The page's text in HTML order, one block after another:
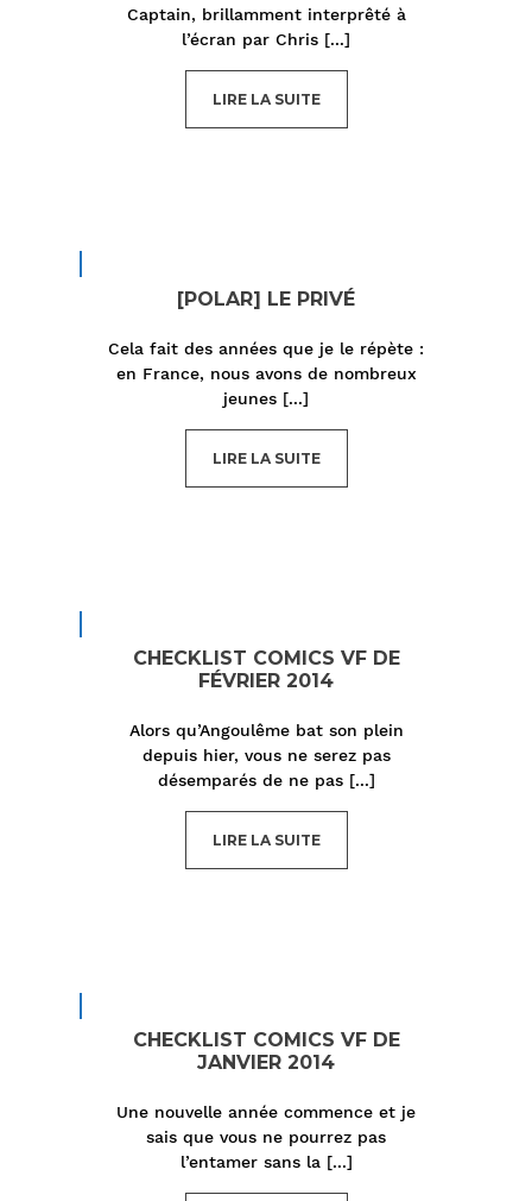
Captain, brillamment interprêté à
l’écran par Chris [...]
LIRE LA SUITE
[POLAR] LE PRIVÉ
Cela fait des années que je le répète :
en France, nous avons de nombreux
jeunes [...]
LIRE LA SUITE
CHECKLIST COMICS VF DE
FÉVRIER 2014
Alors qu’Angoulême bat son plein
depuis hier, vous ne serez pas
désemparés de ne pas [...]
LIRE LA SUITE
CHECKLIST COMICS VF DE
JANVIER 2014
Une nouvelle année commence et je
sais que vous ne pourrez pas
l’entamer sans la [...]